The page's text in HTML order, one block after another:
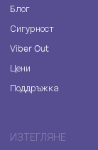
Блог
Сигурност
Viber Out
Цени
Поддръжка
ИЗТЕГЛЯНЕ